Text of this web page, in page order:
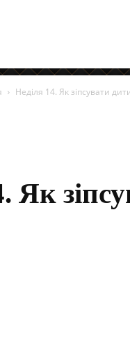
Неділя 14. Як зіпсувати
Як